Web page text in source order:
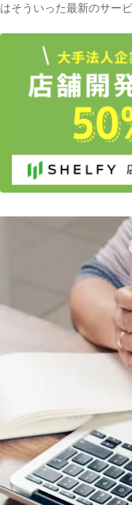
はそういった最新のサー